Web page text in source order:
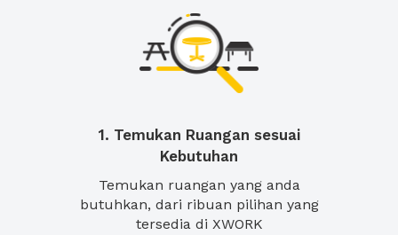
1. Temukan Ruangan sesuai
Kebutuhan
Temukan ruangan yang anda
butuhkan, dari ribuan pilihan yang
tersedia di XWORK